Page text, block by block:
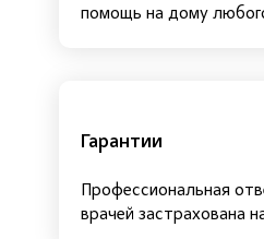
помощь на дому
Гарантии
Профессиональная
врачей застрахована